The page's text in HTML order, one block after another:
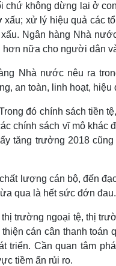
không dừng lại ở
xử lý hiệu quả các
Ngân hàng Nhà
nữa cho người dân
Nhà nước nêu ra
an toàn, linh hoạt, hiệu
đó chính sách tiền
chính sách vĩ mô khác
tăng trưởng 2018
lượng cán bộ, đến
qua là hết sức đớn đau.
trường ngoại tệ, thị
cán cân thanh toán
triển. Cần quan tâm
tiềm ẩn rủi ro.